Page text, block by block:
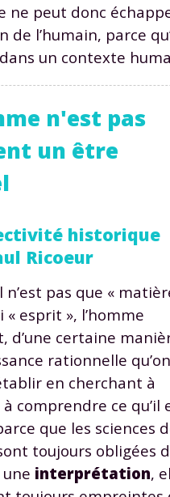
ne peut donc
de l’humain, parce
un contexte
n'est pas
un être
historique
Ricoeur
n’est pas que «
« esprit », l’homme
d’une certaine
rationnelle qu’on
en cherchant à
comprendre ce qu’il
que les sciences
toujours obligées
interprétation,